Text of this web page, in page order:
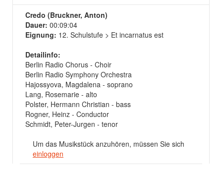
Credo (Bruckner, Anton)
Dauer: 00:09:04
Eignung: 12. Schulstufe > Et incarnatus est
Detailinfo:
Berlin Radio Chorus - Choir
Berlin Radio Symphony Orchestra
Hajossyova, Magdalena - soprano
Lang, Rosemarie - alto
Polster, Hermann Christian - bass
Rogner, Heinz - Conductor
Schmidt, Peter-Jurgen - tenor
Um das Musikstück anzuhören, müssen Sie sich
einloggen